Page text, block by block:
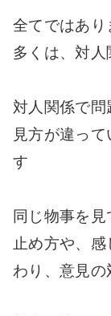
全てではあり
多くは、対人
対人関係で
見方が違っ
す
同じ物事を
止め方や、感
わり、意見の